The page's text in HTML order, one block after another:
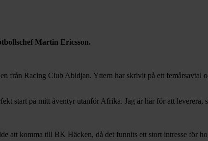
Martin Ericsson.
Racing Club Abidjan. Yttern har skrivit på ett femårsavtal
start på mitt äventyr utanför Afrika. Jag är här för att leverera,
att komma till BK Häcken, då det funnits ett stort intresse för